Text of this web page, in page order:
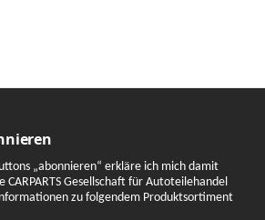
„abonnieren“ erkläre ich mich damit
CARPARTS Gesellschaft für Autoteilehandel
zu folgendem Produktsortiment